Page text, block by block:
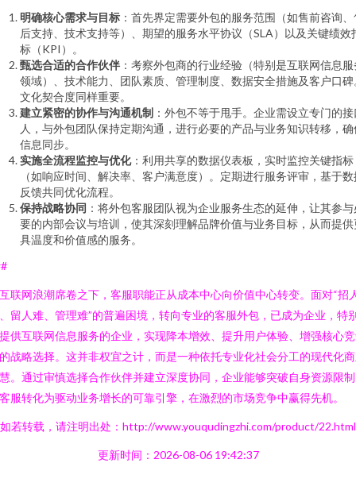
明确核心需求与目标 ：首先界定需要外包的服务范围（如售前咨询
后支持、技术支持等）、期望的服务水平协议（SLA）以及关键绩效
标（KPI）。
甄选合适的合作伙伴 ：考察外包商的行业经验（特别是互联网信息
领域）、技术能力、团队素质、管理制度、数据安全措施及客户口碑
文化契合度同样重要。
建立紧密的协作与沟通机制 ：外包不等于甩手。企业需设立专门的
人，与外包团队保持定期沟通，进行必要的产品与业务知识转移，确
信息同步。
实施全流程监控与优化：利用共享的数据仪表板，实时监控关键指标
（如响应时间、解决率、客户满意度）。定期进行服务评审，基于
反馈共同优化流程。
保持战略协同 ：将外包客服团队视为企业服务生态的延伸，让其参与
要的内部会议与培训，使其深刻理解品牌价值与业务目标，从而提供
具温度和价值感的服务。
联网浪潮席卷之下，客服职能正从成本中心向价值中心转变。面对“招
留人难、管理难”的普遍困境，转向专业的客服外包，已成为企业，特
供互联网信息服务的企业，实现降本增效、提升用户体验、增强核心
战略选择。这并非权宜之计，而是一种依托专业化社会分工的现代化
。通过审慎选择合作伙伴并建立深度协同，企业能够突破自身资源限
服转化为驱动业务增长的可靠引擎，在激烈的市场竞争中赢得先机。
如若转载，请注明出处：http://www.youqudingzhi.com/product/22.html
更新时间：2026-08-06 19:42:37